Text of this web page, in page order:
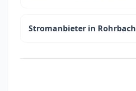
Stromanbieter in Rohrbach